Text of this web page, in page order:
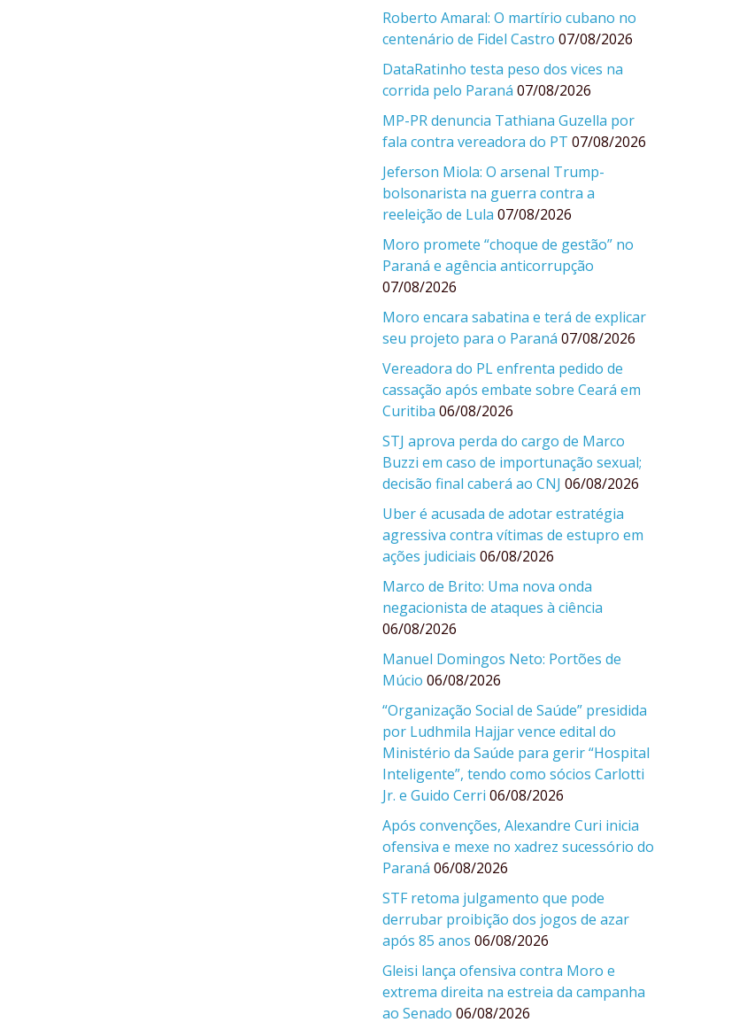
Roberto Amaral: O martírio cubano no
centenário de Fidel Castro 07/08/2026
DataRatinho testa peso dos vices na
corrida pelo Paraná 07/08/2026
MP-PR denuncia Tathiana Guzella por
fala contra vereadora do PT 07/08/2026
Jeferson Miola: O arsenal Trump-
bolsonarista na guerra contra a
reeleição de Lula 07/08/2026
Moro promete “choque de gestão” no
Paraná e agência anticorrupção
07/08/2026
Moro encara sabatina e terá de explicar
seu projeto para o Paraná 07/08/2026
Vereadora do PL enfrenta pedido de
cassação após embate sobre Ceará em
Curitiba 06/08/2026
STJ aprova perda do cargo de Marco
Buzzi em caso de importunação sexual;
decisão final caberá ao CNJ 06/08/2026
Uber é acusada de adotar estratégia
agressiva contra vítimas de estupro em
ações judiciais 06/08/2026
Marco de Brito: Uma nova onda
negacionista de ataques à ciência
06/08/2026
Manuel Domingos Neto: Portões de
Múcio 06/08/2026
“Organização Social de Saúde” presidida
por Ludhmila Hajjar vence edital do
Ministério da Saúde para gerir “Hospital
Inteligente”, tendo como sócios Carlotti
Jr. e Guido Cerri 06/08/2026
Após convenções, Alexandre Curi inicia
ofensiva e mexe no xadrez sucessório do
Paraná 06/08/2026
STF retoma julgamento que pode
derrubar proibição dos jogos de azar
após 85 anos 06/08/2026
Gleisi lança ofensiva contra Moro e
extrema direita na estreia da campanha
ao Senado 06/08/2026